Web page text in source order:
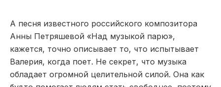
А песня известного российского композитора
Анны Петряшевой «Над музыкой парю»,
кажется, точно описывает то, что испытывает
Валерия, когда поет. Не секрет, что музыка
обладает огромной целительной силой. Она как